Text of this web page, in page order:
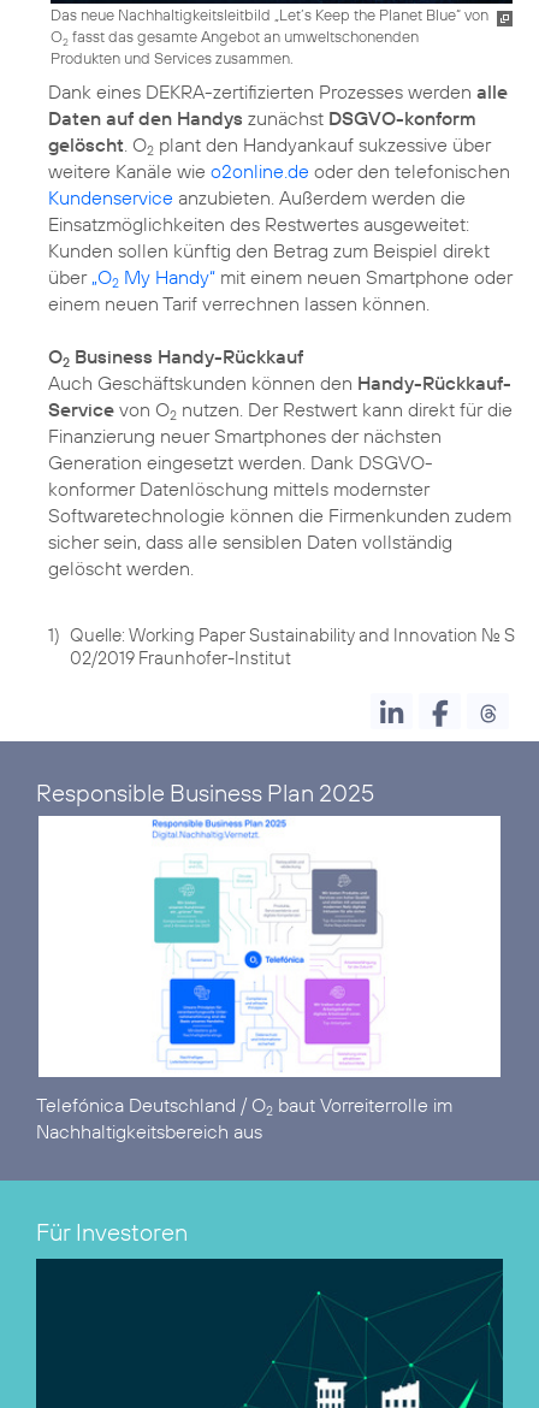
Das neue Nachhaltigkeitsleitbild „Let’s Keep the Planet Blue“ von
O2 fasst das gesamte Angebot an umweltschonenden
Produkten und Services zusammen.
Dank eines DEKRA-zertifizierten Prozesses werden alle
Daten auf den Handys zunächst DSGVO-konform
gelöscht. O2 plant den Handyankauf sukzessive über
weitere Kanäle wie o2online.de oder den telefonischen
Kundenservice anzubieten. Außerdem werden die
Einsatzmöglichkeiten des Restwertes ausgeweitet:
Kunden sollen künftig den Betrag zum Beispiel direkt
über „O2 My Handy“ mit einem neuen Smartphone oder
einem neuen Tarif verrechnen lassen können.
O2 Business Handy-Rückkauf
Auch Geschäftskunden können den Handy-Rückkauf-
Service von O2 nutzen. Der Restwert kann direkt für die
Finanzierung neuer Smartphones der nächsten
Generation eingesetzt werden. Dank DSGVO-
konformer Datenlöschung mittels modernster
Softwaretechnologie können die Firmenkunden zudem
sicher sein, dass alle sensiblen Daten vollständig
gelöscht werden.
1) Quelle: Working Paper Sustainability and Innovation No. S
02/2019 Fraunhofer-Institut
Responsible Business Plan 2025
Telefónica Deutschland / O2 baut Vorreiterrolle im
Nachhaltigkeitsbereich aus
Für Investoren